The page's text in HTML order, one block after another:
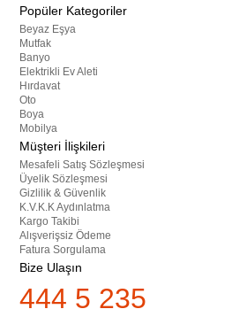
Popüler Kategoriler
Beyaz Eşya
Mutfak
Banyo
Elektrikli Ev Aleti
Hırdavat
Oto
Boya
Mobilya
Müşteri İlişkileri
Mesafeli Satış Sözleşmesi
Üyelik Sözleşmesi
Gizlilik & Güvenlik
K.V.K.K Aydınlatma
Kargo Takibi
Alışverişsiz Ödeme
Fatura Sorgulama
Bize Ulaşın
444 5 235